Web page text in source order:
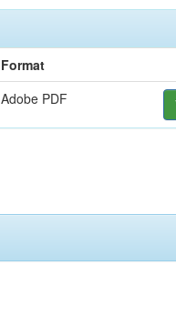
Format
Adobe PDF